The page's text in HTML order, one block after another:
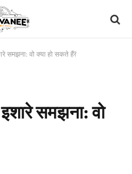
समझना: वो क्या हो सकते हैं?
समझना: वो